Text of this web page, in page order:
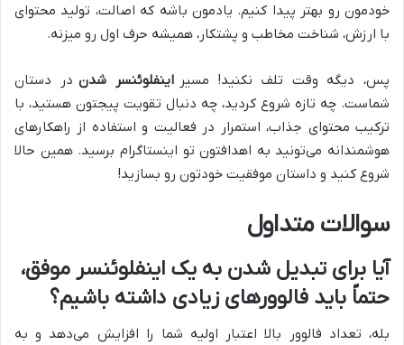
خودمون رو بهتر پیدا کنیم. یادمون باشه که اصالت، تولید محتوای
با ارزش، شناخت مخاطب و پشتکار، همیشه حرف اول رو میزنه.
پس، دیگه وقت تلف نکنید! مسیر اینفلوئنسر شدن در دستان
شماست. چه تازه شروع کردید، چه دنبال تقویت پیجتون هستید، با
ترکیب محتوای جذاب، استمرار در فعالیت و استفاده از راهکارهای
هوشمندانه می‌تونید به اهدافتون تو اینستاگرام برسید. همین حالا
شروع کنید و داستان موفقیت خودتون رو بسازید!
سوالات متداول
آیا برای تبدیل شدن به یک اینفلوئنسر موفق،
حتماً باید فالوورهای زیادی داشته باشیم؟
بله، تعداد فالوور بالا اعتبار اولیه شما را افزایش می‌دهد و به